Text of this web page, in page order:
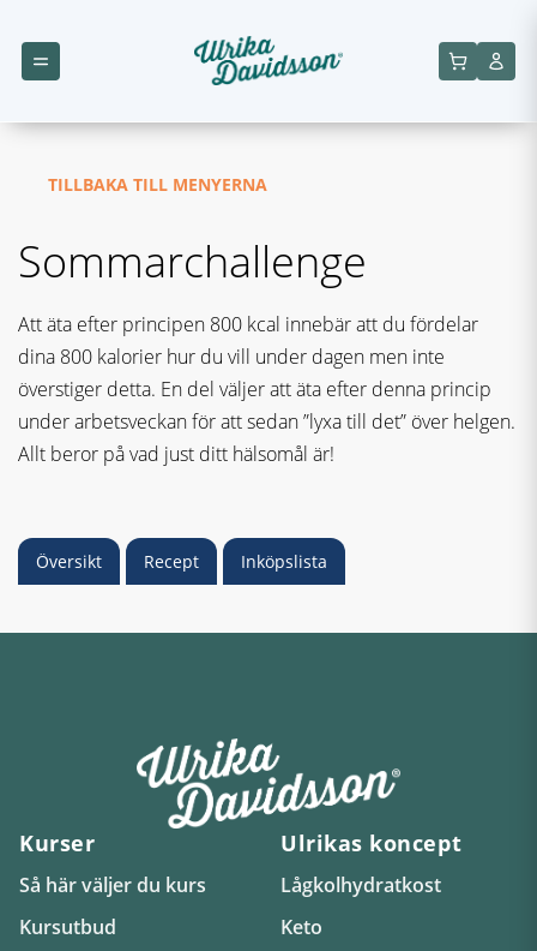
TILLBAKA TILL MENYERNA
Sommarchallenge
Att äta efter principen 800 kcal innebär att du fördelar
dina 800 kalorier hur du vill under dagen men inte
överstiger detta. En del väljer att äta efter denna princip
under arbetsveckan för att sedan ”lyxa till det” över helgen.
Allt beror på vad just ditt hälsomål är!
Översikt Recept Inköpslista
Kurser
Så här väljer du kurs
Kursutbud
Ulrikas koncept
Lågkolhydratkost
Keto